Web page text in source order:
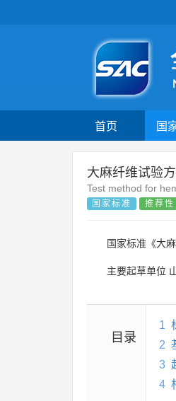
首页 国
大麻纤维试验
Test method for
国家标准 推荐性
国家标准《大
主要起草单位
目录
1
2
3
4